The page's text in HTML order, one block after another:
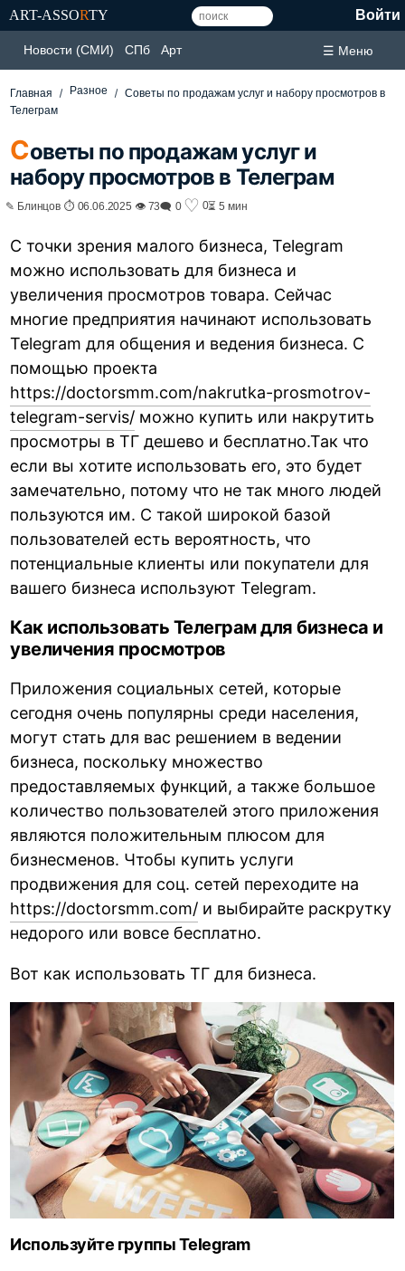
ART-ASSORTY Войти
Новости (СМИ) СПб Арт ☰ Меню
Главная Разное
Советы по продажам услуг и набору просмотров в
Телеграм
Советы по продажам услуг и
набору просмотров в Телеграм
✎ Блинцов ⏱ 06.06.2025 👁 73🗨 0 ♡ 0⏳ 5 мин
С точки зрения малого бизнеса, Telegram
можно использовать для бизнеса и
увеличения просмотров товара. Сейчас
многие предприятия начинают использовать
Telegram для общения и ведения бизнеса. С
помощью проекта
https://doctorsmm.com/nakrutka-prosmotrov-
telegram-servis/ можно купить или накрутить
просмотры в ТГ дешево и бесплатно.Так что
если вы хотите использовать его, это будет
замечательно, потому что не так много людей
пользуются им. С такой широкой базой
пользователей есть вероятность, что
потенциальные клиенты или покупатели для
вашего бизнеса используют Telegram.
Как использовать Телеграм для бизнеса и
увеличения просмотров
Приложения социальных сетей, которые
сегодня очень популярны среди населения,
могут стать для вас решением в ведении
бизнеса, поскольку множество
предоставляемых функций, а также большое
количество пользователей этого приложения
являются положительным плюсом для
бизнесменов. Чтобы купить услуги
продвижения для соц. сетей переходите на
https://doctorsmm.com/ и выбирайте раскрутку
недорого или вовсе бесплатно.
Вот как использовать ТГ для бизнеса.
Используйте группы Telegram